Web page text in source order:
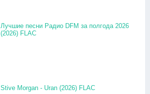
Лучшие песни Радио DFM за полгода 2026
(2026) FLAC
Stive Morgan - Uran (2026) FLAC